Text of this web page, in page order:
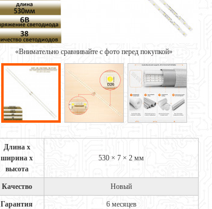
«Внимательно сравнивайте с фото перед покупкой»
Длина х
ширина х
высота
530 × 7 × 2 мм
Качество Новый
Гарантия 6 месяцев